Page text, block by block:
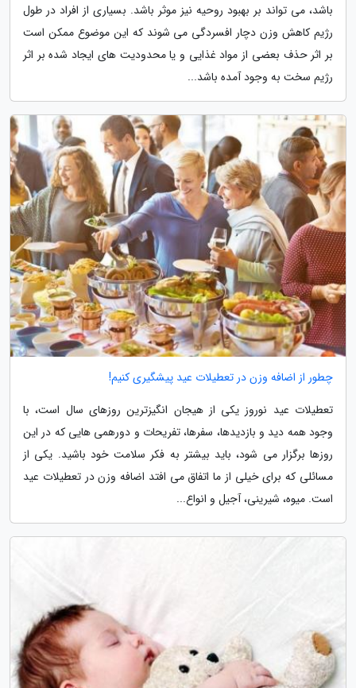
باشد، می تواند بر بهبود روحیه نیز موثر باشد. بسیاری از افراد در طول
رژیم کاهش وزن دچار افسردگی می شوند که این موضوع ممکن است
بر اثر حذف بعضی از مواد غذایی و یا محدودیت های ایجاد شده بر اثر
رژیم سخت به وجود آمده باشد...
چطور از اضافه وزن در تعطیلات عید پیشگیری کنیم!
تعطیلات عید نوروز یکی از هیجان انگیزترین روزهای سال است، با
وجود همه دید و بازدیدها، سفرها، تفریحات و دورهمی هایی که در این
روزها برگزار می شود، باید بیشتر به فکر سلامت خود باشید. یکی از
مسائلی که برای خیلی از ما اتفاق می افتد اضافه وزن در تعطیلات عید
است. میوه، شیرینی، آجیل و انواع...